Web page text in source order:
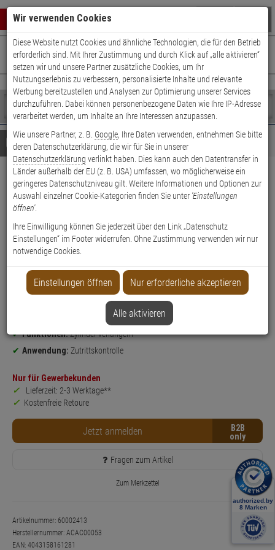
Warenkorb schließen
0 ARTIKEL IM WARENKORB
Ihr Warenkorb ist momentan leer.
Ergebnisse ()
Shop
durchsuchen
Bitte
geben
Sie
mindestens
Zeichen
ein,
um
Suche
Es
wurde
noch
Kategorien
Suche
gestartet
+49 (0)821 899 493-0Mo. - Do.: 8:00 - 16:30 | Fr.: 8:00 - 14:00 Uhr
Kontaktservice nutzen
Details Beratung
WLX Pro Verlängerungsset
außen (50 mm)
Produktmerkmale
Datenblatt drucken
Produktinformationen
Zubehörartikel, Verlängerungsset
wAppLoxx Pro Zylinder
Funktionen:Zylinder verlängern
Anwendung: Zutrittskontrolle
Nur für Gewerbekunden
Lieferzeit: 2-3 Werktage**
Kostenfreie Retoure
Jetzt anmelden B2B
Fragen zum Artikel
Zum Merkzettel
Artikelnummer: 60002413
Herstellernummer: ACAC00053
EAN: 4043158161281
Wir verwenden Cookies
Diese Website nutzt Cookies und ähnliche Technologien, die für den Betrieb
erforderlich sind. Mit Ihrer Zustimmung und durch Klick auf „alle aktivieren“
setzen wir und unsere Partner zusätzliche Cookies, um Ihr
Nutzungserlebnis zu verbessern, personalisierte Inhalte und relevante
Werbung bereitzustellen und Analysen zur Optimierung unserer Services
durchzuführen. Dabei können personenbezogene Daten wie Ihre IP-Adresse
verarbeitet werden, um Inhalte an Ihre Interessen anzupassen.
Wie unsere Partner, z. B. Google, Ihre Daten verwenden, entnehmen Sie bitte
deren Datenschutzerklärung, die wir für Sie in unserer
Datenschutzerklärung verlinkt haben. Dies kann auch den Datentransfer in
Länder außerhalb der EU (z. B. USA) umfassen, wo möglicherweise ein
geringeres Datenschutzniveau gilt. Weitere Informationen und Optionen zur
Auswahl einzelner Cookie-Kategorien finden Sie unter 'Einstellungen
öffnen'.
Ihre Einwilligung können Sie jederzeit über den Link „Datenschutz
Einstellungen“ im Footer widerrufen. Ohne Zustimmung verwenden wir nur
notwendige Cookies.
Einstellungen öffnen Nur erforderliche akzeptieren
Alle aktivieren